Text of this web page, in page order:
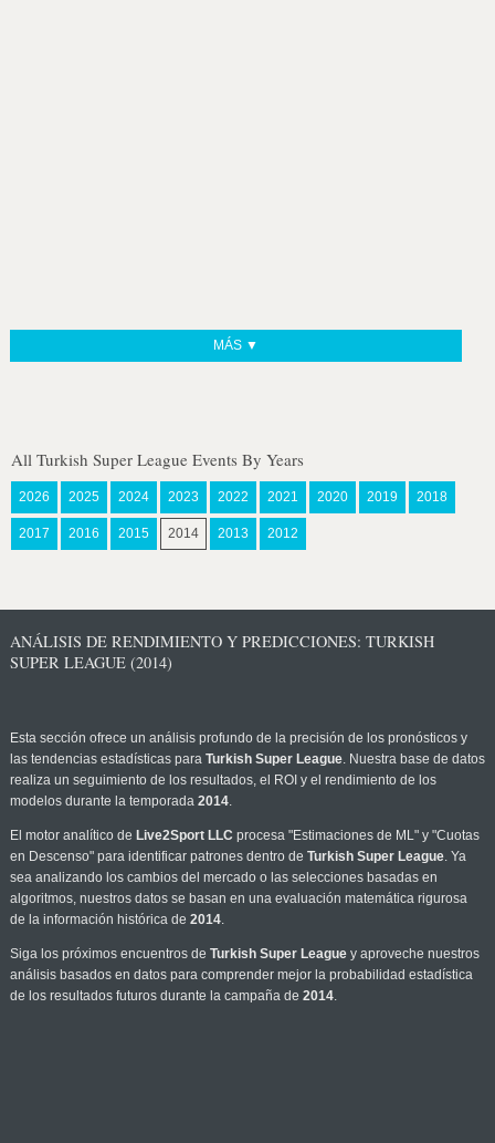
MÁS ▼
All Turkish Super League Events By Years
2026 2025 2024 2023 2022 2021 2020 2019 2018
2017 2016 2015 2014 2013 2012
ANÁLISIS DE RENDIMIENTO Y PREDICCIONES: TURKISH
SUPER LEAGUE (2014)
Esta sección ofrece un análisis profundo de la precisión de los pronósticos y
las tendencias estadísticas para Turkish Super League. Nuestra base de datos
realiza un seguimiento de los resultados, el ROI y el rendimiento de los
modelos durante la temporada 2014.
El motor analítico de Live2Sport LLC procesa "Estimaciones de ML" y "Cuotas
en Descenso" para identificar patrones dentro de Turkish Super League. Ya
sea analizando los cambios del mercado o las selecciones basadas en
algoritmos, nuestros datos se basan en una evaluación matemática rigurosa
de la información histórica de 2014.
Siga los próximos encuentros de Turkish Super Leaguey aproveche nuestros
análisis basados en datos para comprender mejor la probabilidad estadística
de los resultados futuros durante la campaña de 2014.